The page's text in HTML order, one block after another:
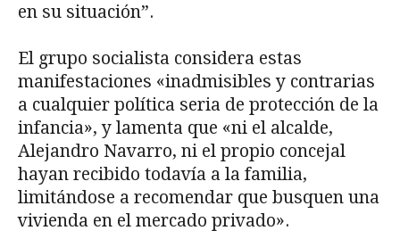
en su situación”.
El grupo socialista considera estas
manifestaciones «inadmisibles y contrarias
a cualquier política seria de protección de la
infancia», y lamenta que «ni el alcalde,
Alejandro Navarro, ni el propio concejal
hayan recibido todavía a la familia,
limitándose a recomendar que busquen una
vivienda en el mercado privado».